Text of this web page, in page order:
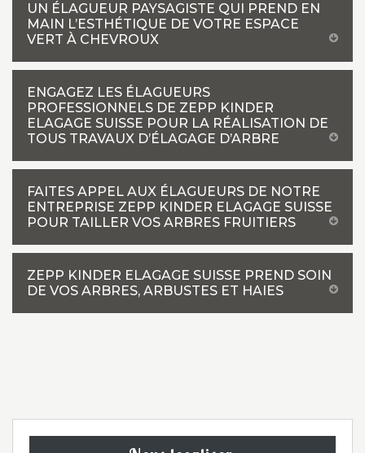
UN ÉLAGUEUR PAYSAGISTE QUI PREND EN
MAIN L’ESTHÉTIQUE DE VOTRE ESPACE
VERT À CHEVROUX
ENGAGEZ LES ÉLAGUEURS
PROFESSIONNELS DE ZEPP KINDER
ELAGAGE SUISSE POUR LA RÉALISATION DE
TOUS TRAVAUX D’ÉLAGAGE D’ARBRE
FAITES APPEL AUX ÉLAGUEURS DE NOTRE
ENTREPRISE ZEPP KINDER ELAGAGE SUISSE
POUR TAILLER VOS ARBRES FRUITIERS
ZEPP KINDER ELAGAGE SUISSE PREND SOIN
DE VOS ARBRES, ARBUSTES ET HAIES